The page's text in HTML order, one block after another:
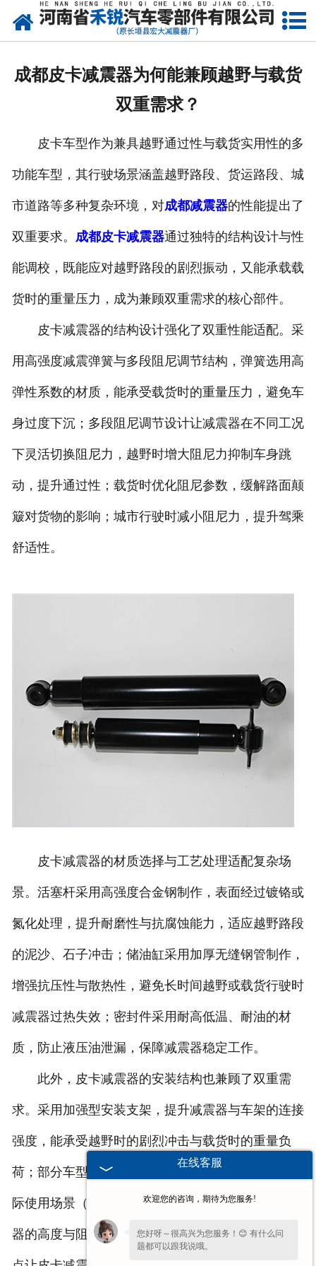
网站首页
发货现场
联系我们
成都皮卡减震器为何能兼顾越野与载货
双重需求？
皮卡车型作为兼具越野通过性与载货实用性的多
功能车型，其行驶场景涵盖越野路段、货运路段、城
市道路等多种复杂环境，对成都减震器的性能提出了
双重要求。 成都皮卡减震器通过独特的结构设计与性
能调校，既能应对越野路段的剧烈振动，又能承载载
货时的重量压力，成为兼顾双重需求的核心部件。
皮卡减震器的结构设计强化了双重性能适配。采
用高强度减震弹簧与多段阻尼调节结构，弹簧选用高
弹性系数的材质，能承受载货时的重量压力，避免车
身过度下沉；多段阻尼调节设计让减震器在不同工况
下灵活切换阻尼力，越野时增大阻尼力抑制车身跳
动，提升通过性；载货时优化阻尼参数，缓解路面颠
簸对货物的影响；城市行驶时减小阻尼力，提升驾乘
舒适性。
皮卡减震器的材质选择与工艺处理适配复杂场
景。活塞杆采用高强度合金钢制作，表面经过镀铬或
氮化处理，提升耐磨性与抗腐蚀能力，适应越野路段
的泥沙、石子冲击；储油缸采用加厚无缝钢管制作，
增强抗压性与散热性，避免长时间越野或载货行驶时
减震器过热失效；密封件采用耐高低温、耐油的材
质，防止液压油泄漏，保障减震器稳定工作。
此外，皮卡减震器的安装结构也兼顾了双重需
求。采用加强型安装支架，提升减震器与车架的连接
强度，能承受越野时的剧烈冲击与载货时的重量负
荷；部分车型采用可调式减震器设计，用户可根据实
际使用场景（越野、载货、城市行驶）手动调节减震
器的高度与阻尼力，进一步提升适配性。这些设计特
在线客服
欢迎您的咨询，期待为您服务!
您好呀～很高兴为您服务！😊 有什么问
题都可以跟我说哦。